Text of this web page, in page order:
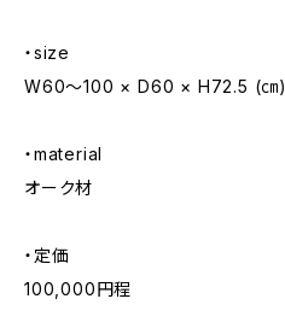
・size
W60～100 × D60 × H72.5 (㎝)
・material
オーク材
・定価
100,000円程